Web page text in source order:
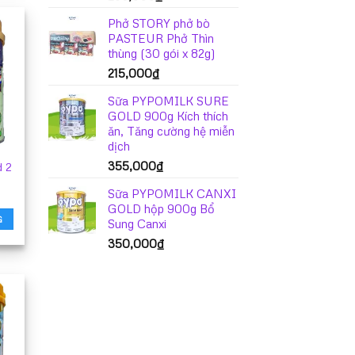
2
Phở STORY phở bò
PASTEUR Phở Thìn
thùng (30 gói x 82g)
215,000₫
Sữa PYPOMILK SURE
GOLD 900g Kích thích
ăn, Tăng cường hệ miễn
dịch
355,000₫
Sữa PYPOMILK CANXI
GOLD hộp 900g Bổ
Sung Canxi
350,000₫